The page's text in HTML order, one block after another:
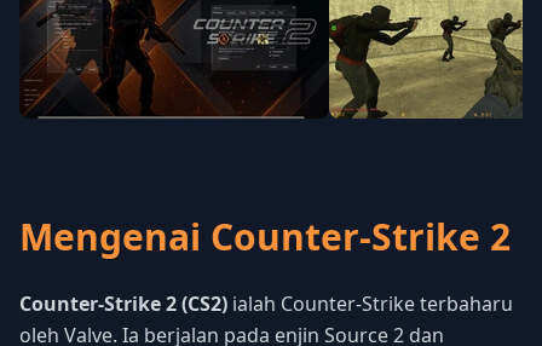
Mengenai Counter-Strike 2
Counter-Strike 2 (CS2) ialah Counter-Strike terbaharu
oleh Valve. Ia berjalan pada enjin Source 2 dan